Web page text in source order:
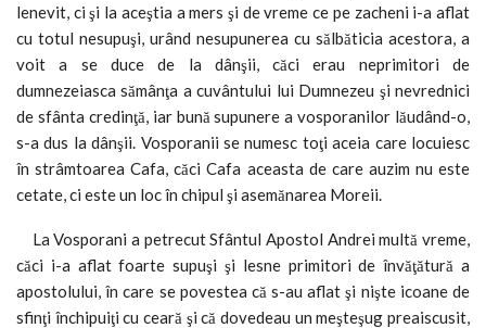
lenevit, ci şi la aceştia a mers şi de vreme ce pe zacheni i-a aflat
cu totul nesupuşi, urând nesupunerea cu sălbăticia acestora, a
voit a se duce de la dânşii, căci erau neprimitori de
dumnezeiasca sămânţa a cuvântului lui Dumnezeu şi nevrednici
de sfânta credinţă, iar bună supunere a vosporanilor lăudând-o,
s-a dus la dânşii. Vosporanii se numesc toţi aceia care locuiesc
în strâmtoarea Cafa, căci Cafa aceasta de care auzim nu este
cetate, ci este un loc în chipul şi asemănarea Moreii.
La Vosporani a petrecut Sfântul Apostol Andrei multă vreme,
căci i-a aflat foarte supuşi şi lesne primitori de învăţătură a
apostolului, în care se povestea că s-au aflat şi nişte icoane de
sfinţi închipuiţi cu ceară şi că dovedeau un meşteşug preaiscusit,